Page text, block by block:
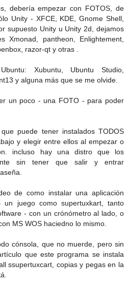
debería empezar con FOTOS, de
Unity - XFCE, KDE, Gnome Shell,
supuesto Unity u Unity 2d, dejamos
Xmonad, pantheon, Enlightement,
razor-qt y otras .
Xubuntu, Ubuntu Studio,
y alguna más que se me olvide.
un poco - una FOTO - para poder
puede tener instalados TODOS
y elegir entre ellos al empezar o
incluso hay una distro que los
sin tener que salir y entrar
de como instalar una aplicación
un juego como supertuxkart, tanto
- con un crónómetro al lado, o
MS WOS haciedno lo mismo.
cónsola, que no muerde, pero sin
que este programa se instala
ssupertuxcart, copias y pegas en la